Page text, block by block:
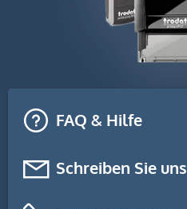
FAQ & Hilfe
Schreiben Sie uns